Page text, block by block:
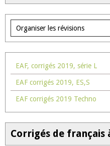
EAF, corrigés 2019, série L
EAF corrigés 2019, ES,S
EAF corrigés 2019 Techno
Corrigés de